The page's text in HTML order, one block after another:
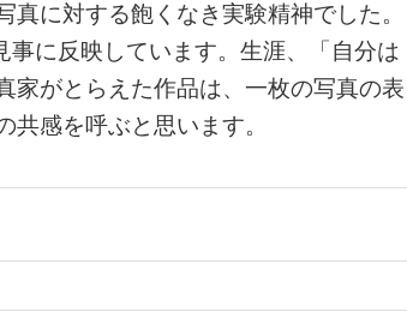
に対する飽くなき実験精神でした。
事に反映しています。生涯、「自分は
家がとらえた作品は、一枚の写真の表
感を呼ぶと思います。